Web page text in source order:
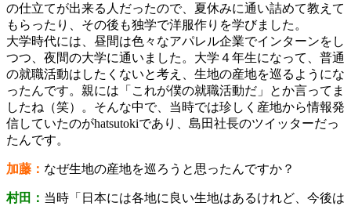
の仕立てが出来る人だったので、夏休みに通い詰めて教えて
もらったり、その後も独学で洋服作りを学びました。
大学時代には、昼間は色々なアパレル企業でインターンをし
つつ、夜間の大学に通いました。大学４年生になって、普通
の就職活動はしたくないと考え、生地の産地を巡るようにな
ったんです。親には「これが僕の就職活動だ」とか言ってま
したね（笑）。そんな中で、当時では珍しく産地から情報発
信していたのがhatsutokiであり、島田社長のツイッターだっ
たんです。
加藤： なぜ生地の産地を巡ろうと思ったんですか？
村田： 当時「日本には各地に良い生地はあるけれど、今後は